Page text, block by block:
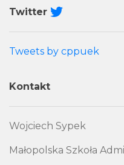
Twitter
Tweets by cppuek
Kontakt
Wojciech Sypek
Małopolska Szkoła